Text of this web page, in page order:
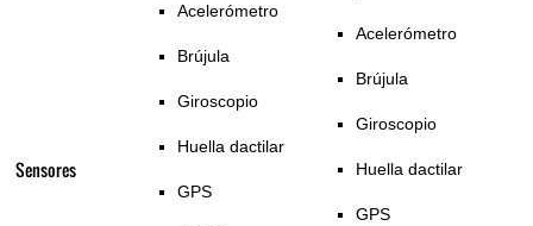
Sensores
Acelerómetro
Brújula
Giroscopio
Huella dactilar
GPS
Acelerómetro
Brújula
Giroscopio
Huella dactilar
GPS